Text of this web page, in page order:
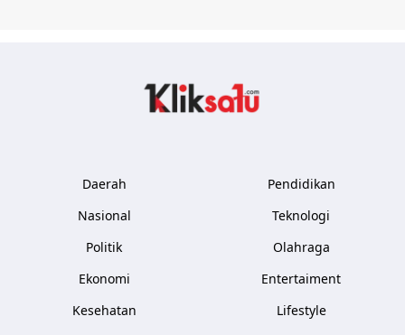
Daerah
Nasional
Politik
Ekonomi
Kesehatan
Pendidikan
Teknologi
Olahraga
Entertaiment
Lifestyle